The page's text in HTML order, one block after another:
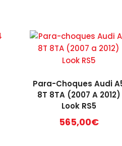
Para-Choques Audi
8T 8TA (2007 A 2012)
Look RS5
565,00€